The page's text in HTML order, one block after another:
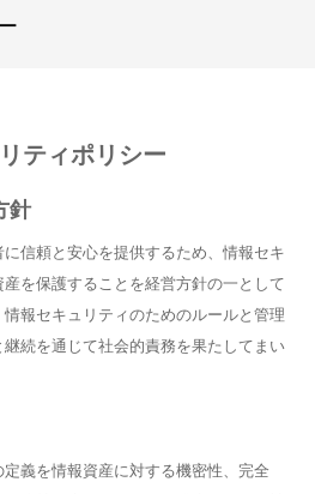
ティポリシー
針
信頼と安⼼を提供するため、情報セキ
を保護することを経営⽅針の⼀として
報セキュリティのためのルールと管理
続を通じて社会的責務を果たしてまい
義を情報資産に対する機密性、完全